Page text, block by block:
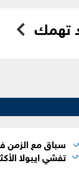
تهمك
سباق مع الزمن
تفشي ايبولا